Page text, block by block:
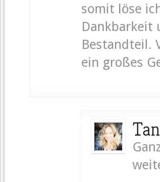
somit löse
Dankbarkeit
Bestandteil.
ein großes